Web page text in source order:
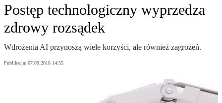
Postęp technologiczny wyprzedza
zdrowy rozsądek
Wdrożenia AI przynoszą wiele korzyści, ale również zagrożeń.
Publikacja: 07.09.2018 14:55